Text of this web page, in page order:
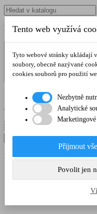
Poradíme vám na tel.:728
shopping_cart
Košík 0 (0,00
Přihlásit se
Poradíme vám na tel.:728
OBÝVACÍ POKOJ
Vitrína Kaspian 2w2s
Tento web využívá
Tyto webové stránky ukládají
soubory, obecně nazývané
cookies souborů pro použití
Nezbytně
Analytické
Přijmout
Povolit jen